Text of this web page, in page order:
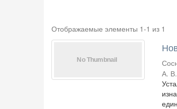
Отображаемые элементы 1-1 из 1
А. В.